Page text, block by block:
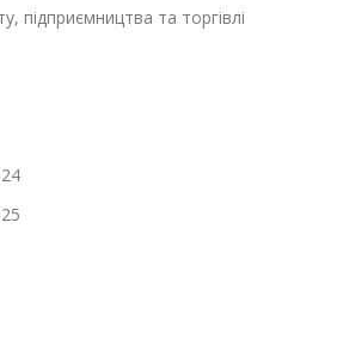
підприємництва та торгівлі